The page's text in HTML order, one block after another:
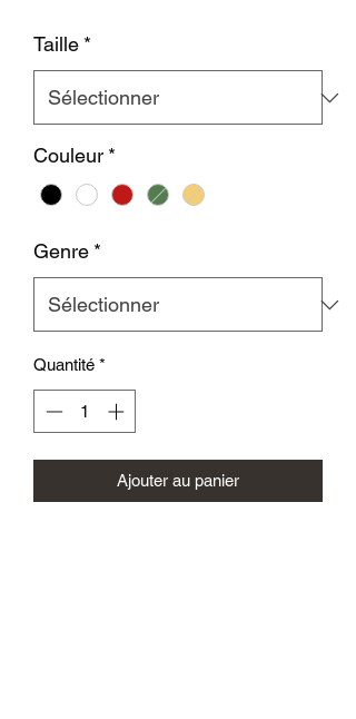
Taille *
Couleur *
Genre *
Quantité *
Ajouter au panier